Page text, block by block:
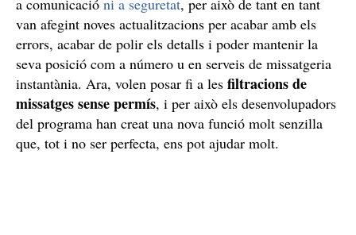
a comunicació ni a seguretat, per això de tant en tant
van afegint noves actualitzacions per acabar amb els
errors, acabar de polir els detalls i poder mantenir la
seva posició com a número u en serveis de missatgeria
instantània. Ara, volen posar fi a les filtracions de
missatges sense permís, i per això els desenvolupadors
del programa han creat una nova funció molt senzilla
que, tot i no ser perfecta, ens pot ajudar molt.